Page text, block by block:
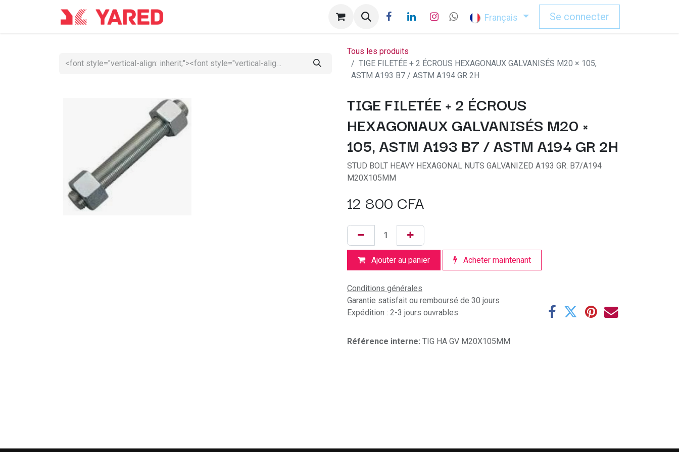
Rendez-vous Français Se connecter
Tous les produits
TIGE FILETÉE + 2 ÉCROUS HEXAGONAUX GALVANISÉS M20 × 105,
ASTM A193 B7 / ASTM A194 GR 2H
TIGE FILETÉE + 2 ÉCROUS
HEXAGONAUX GALVANISÉS M20 ×
105, ASTM A193 B7 / ASTM A194 GR 2H
STUD BOLT HEAVY HEXAGONAL NUTS GALVANIZED A193 GR. B7/A194
M20X105MM
12 800 CFA
Ajouter au panier Acheter maintenant
Conditions générales
Garantie satisfait ou remboursé de 30 jours
Expédition : 2-3 jours ouvrables
Référence interne: TIG HA GV M20X105MM